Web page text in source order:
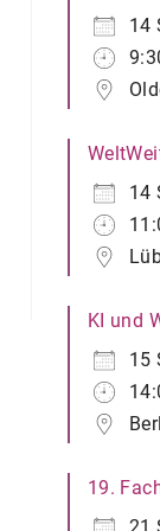
14
14
KI und
15
19.